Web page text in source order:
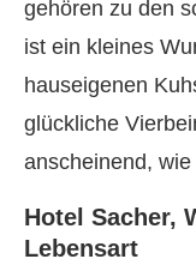
gehören zu den
ist ein kleines
hauseigenen
glückliche
anscheinend,
Hotel Sacher,
Lebensart